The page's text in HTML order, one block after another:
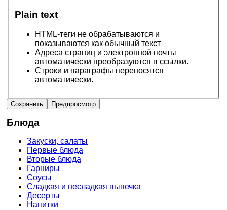
Plain text
HTML-теги не обрабатываются и
показываются как обычный текст
Адреса страниц и электронной почты
автоматически преобразуются в ссылки.
Строки и параграфы переносятся
автоматически.
Блюда
Закуски, салаты
Первые блюда
Вторые блюда
Гарниры
Соусы
Сладкая и несладкая выпечка
Десерты
Напитки